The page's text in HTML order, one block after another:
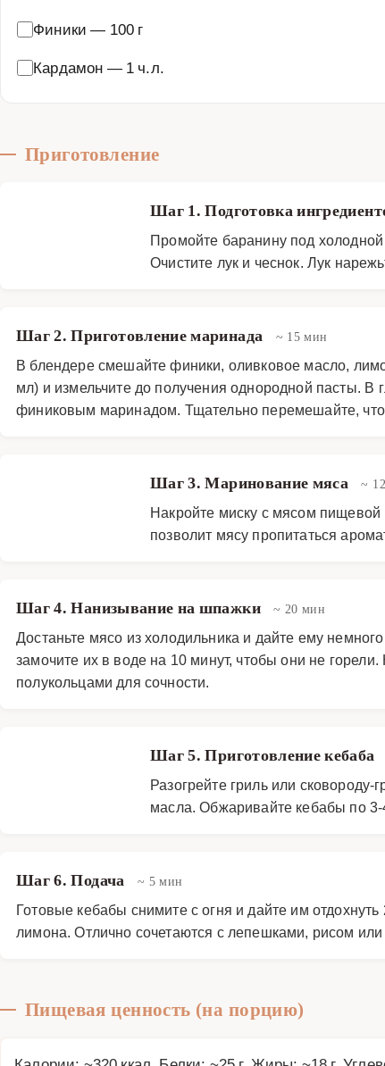
Финики — 100 г
Кардамон — 1 ч.л.
Приготовление
Шаг 1. Подготовка
Промойте баранину под
Очистите лук и чеснок. Лук
Шаг 2. Приготовление маринада ~ 15 мин
В блендере смешайте финики, оливковое масло,
мл) и измельчите до получения однородной пасты.
финиковым маринадом. Тщательно перемешайте,
Шаг 3. Маринование мяса ~
Накройте миску с мясом пищевой
позволит мясу пропитаться
Шаг 4. Нанизывание на шпажки ~ 20 мин
Достаньте мясо из холодильника и дайте ему
замочите их в воде на 10 минут, чтобы они не
полукольцами для сочности.
Шаг 5. Приготовление кебаба
Разогрейте гриль или
масла. Обжаривайте кебабы по
Шаг 6. Подача ~ 5 мин
Готовые кебабы снимите с огня и дайте им
лимона. Отлично сочетаются с лепешками, рисом
Пищевая ценность (на порцию)